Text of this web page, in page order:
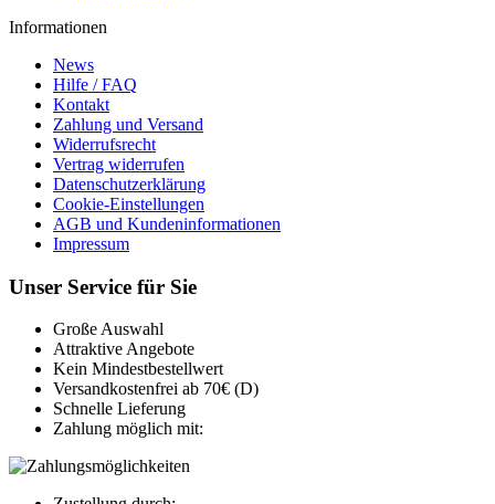
Informationen
News
Hilfe / FAQ
Kontakt
Zahlung und Versand
Widerrufsrecht
Vertrag widerrufen
Datenschutzerklärung
Cookie-Einstellungen
AGB und Kundeninformationen
Impressum
Unser Service für Sie
Große Auswahl
Attraktive Angebote
Kein Mindestbestellwert
Versandkostenfrei ab 70€ (D)
Schnelle Lieferung
Zahlung möglich mit: